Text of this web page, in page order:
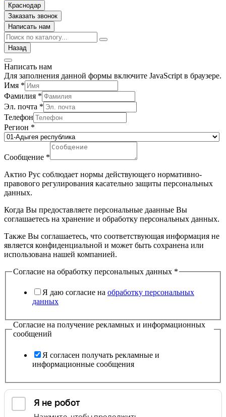
Краснодар
Заказать звонок
Написать нам
Назад
Написать нам
Для заполнения данной формы включите JavaScript в браузере.
Имя *
Фамилия *
Эл. почта *
Телефон
Регион *
Сообщение *
Актио Рус соблюдает нормы действующего нормативно-
правового регулирования касательно защиты персональных
данных.
Когда Вы предоставляете персональные даанные Вы
соглашаетесь на хранение и обработку персональных данных.
Также Вы соглашаетесь, что соответствующая информация не
является конфиденциальной и может быть сохранена или
использована нашей компанией.
Согласие на обработку персональных данных *
Я даю согласие на обработку персональных
данных
Согласие на получение рекламных и информационных
сообщений
Я согласен получать рекламные и
информационные сообщения